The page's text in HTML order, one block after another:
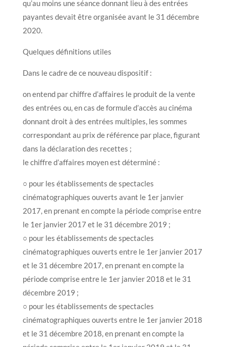
qu’au moins une séance donnant lieu à des entrées
payantes devait être organisée avant le 31 décembre
2020.
Quelques définitions utiles
Dans le cadre de ce nouveau dispositif :
on entend par chiffre d’affaires le produit de la vente
des entrées ou, en cas de formule d’accès au cinéma
donnant droit à des entrées multiples, les sommes
correspondant au prix de référence par place, figurant
dans la déclaration des recettes ;
le chiffre d’affaires moyen est déterminé :
○ pour les établissements de spectacles
cinématographiques ouverts avant le 1er janvier
2017, en prenant en compte la période comprise entre
le 1er janvier 2017 et le 31 décembre 2019 ;
○ pour les établissements de spectacles
cinématographiques ouverts entre le 1er janvier 2017
et le 31 décembre 2017, en prenant en compte la
période comprise entre le 1er janvier 2018 et le 31
décembre 2019 ;
○ pour les établissements de spectacles
cinématographiques ouverts entre le 1er janvier 2018
et le 31 décembre 2018, en prenant en compte la